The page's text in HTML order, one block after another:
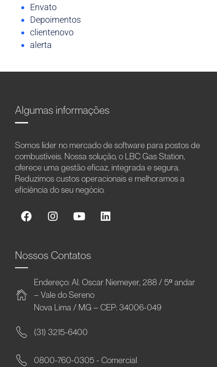
Envato
Depoimentos
clientenovo
alerta
Algumas informações
Somos líder no mercado de software para postos de
combustíveis. Nossa solução, o LBC Gas Station,
oferece uma gestão eficaz, integrada e segura.
Reduzimos custos operacionais e melhoramos a
eficiência do seu negócio.
Nossos Contatos
Endereço: Al. Oscar Niemeyer, 288 / 5º andar
– Vale do Sereno
Nova Lima / MG – CEP: 34006-049
(31) 3215-6400
0800-760-0305 - Comercial